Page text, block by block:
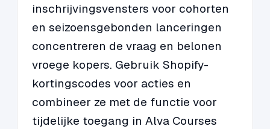
inschrijvingsvensters voor cohorten
en seizoensgebonden lanceringen
concentreren de vraag en belonen
vroege kopers. Gebruik Shopify-
kortingscodes voor acties en
combineer ze met de functie voor
tijdelijke toegang in Alva Courses